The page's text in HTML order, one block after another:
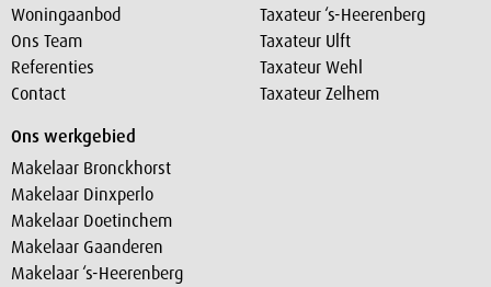
Woningaanbod
Ons Team
Referenties
Contact
Taxateur ‘s-Heerenberg
Taxateur Ulft
Taxateur Wehl
Taxateur Zelhem
Ons werkgebied
Makelaar Bronckhorst
Makelaar Dinxperlo
Makelaar Doetinchem
Makelaar Gaanderen
Makelaar ‘s-Heerenberg